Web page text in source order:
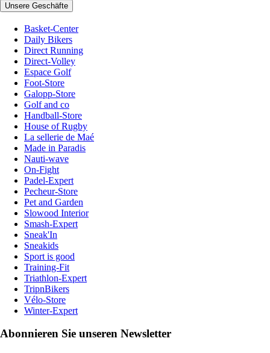
Unsere Geschäfte
Basket-Center
Daily Bikers
Direct Running
Direct-Volley
Espace Golf
Foot-Store
Galopp-Store
Golf and co
Handball-Store
House of Rugby
La sellerie de Maé
Made in Paradis
Nauti-wave
On-Fight
Padel-Expert
Pecheur-Store
Pet and Garden
Slowood Interior
Smash-Expert
Sneak'In
Sneakids
Sport is good
Training-Fit
Triathlon-Expert
TripnBikers
Vélo-Store
Winter-Expert
Abonnieren Sie unseren Newsletter